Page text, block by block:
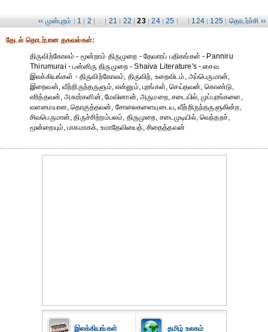
‹‹ முன்புறம் | 1 | 2 | ... | 21 | 22 | 23 | 24 | 25 | ... | 124 | 125 | தொடர்ச்சி ››
தேட‌ல் தொட‌ர்பான தகவ‌ல்க‌ள்:
திருவிற்கோலம் - மூன்றாம் திருமுறை - தேவாரப் பதிகங்கள் - Panniru
Thirumurai - பன்னிரு திருமுறை - Shaiva Literature's - சைவ
இலக்கியங்கள் - திருவிற்கோலம், திருவிற், உறைவிடம், அப்பெருமான்,
இறைவன், வீற்றிருந்தருளும், என்னும், புரங்கள், செய்தவன், கொண்டு,
எரித்தவன், அசுரர்களின், மேவினான், அருமறை, சடையில், முப்புரங்களை,
வளமையான, தொகுத்தவன், சோலைகளையுடைய, வீற்றிருந்தருளுகின்ற,
சிவபெருமான், திருச்சிற்றம்பலம், திருமுறை, சடைமுடியில், வெந்தறச்,
மூன்றையும், பாகமாகக், உமாதேவியைத், சிதைத்தவன்
இலக்கியங்கள் தமிழ் உலகம்